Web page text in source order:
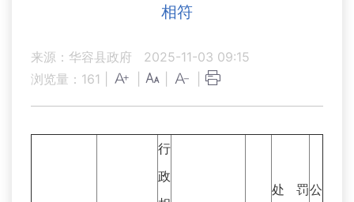
相符
来源：华容县政府
2025-11-03 09:15
浏览量： 161
行
政
处罚公